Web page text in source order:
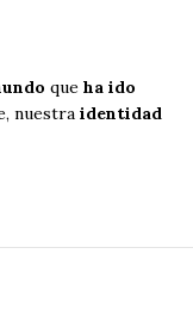
que ha ido
nuestra identidad